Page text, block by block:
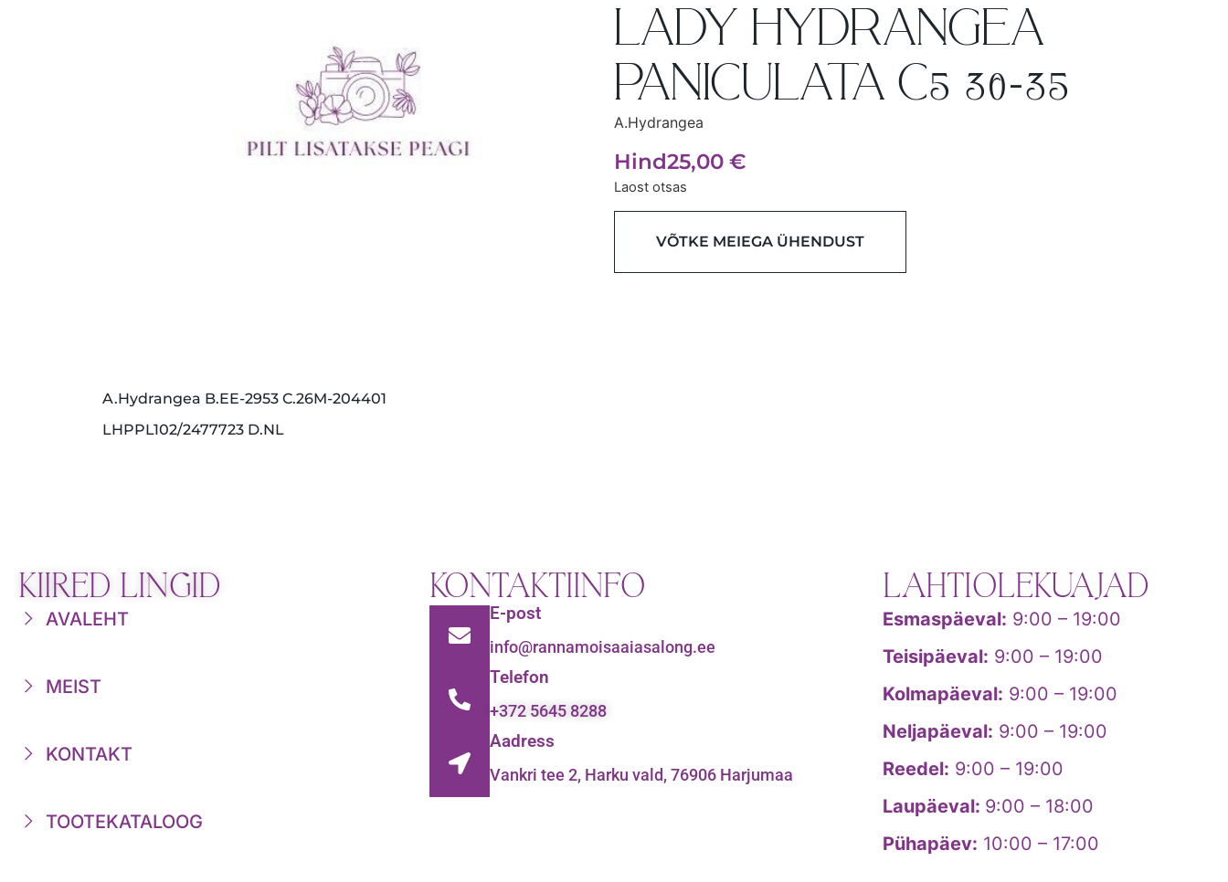
LADY HYDRANGEA
PANICULATA C5 30-35
A.Hydrangea
Hind25,00 €
Laost otsas
VÕTKE MEIEGA ÜHENDUST
A.Hydrangea B.EE-2953 C.26M-204401
LHPPL102/2477723 D.NL
KIIRED LINGID
AVALEHT
MEIST
KONTAKT
TOOTEKATALOOG
KONTAKTIINFO
E-post
info@rannamoisaaiasalong.ee
Telefon
+372 5645 8288
Aadress
Vankri tee 2, Harku vald, 76906 Harjumaa
LAHTIOLEKUAJAD
Esmaspäeval: 9:00 – 19:00
Teisipäeval: 9:00 – 19:00
Kolmapäeval: 9:00 – 19:00
Neljapäeval: 9:00 – 19:00
Reedel: 9:00 – 19:00
Laupäeval: 9:00 – 18:00
Pühapäev: 10:00 – 17:00